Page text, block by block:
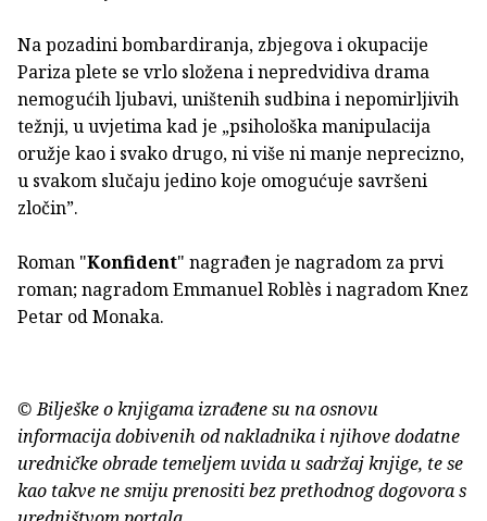
Na pozadini bombardiranja, zbjegova i okupacije
Pariza plete se vrlo složena i nepredvidiva drama
nemogućih ljubavi, uništenih sudbina i nepomirljivih
težnji, u uvjetima kad je „psihološka manipulacija
oružje kao i svako drugo, ni više ni manje neprecizno,
u svakom slučaju jedino koje omogućuje savršeni
zločin”.
Roman "Konfident" nagrađen je nagradom za prvi
roman; nagradom Emmanuel Roblès i nagradom Knez
Petar od Monaka.
© Bilješke o knjigama izrađene su na osnovu
informacija dobivenih od nakladnika i njihove dodatne
uredničke obrade temeljem uvida u sadržaj knjige, te se
kao takve ne smiju prenositi bez prethodnog dogovora s